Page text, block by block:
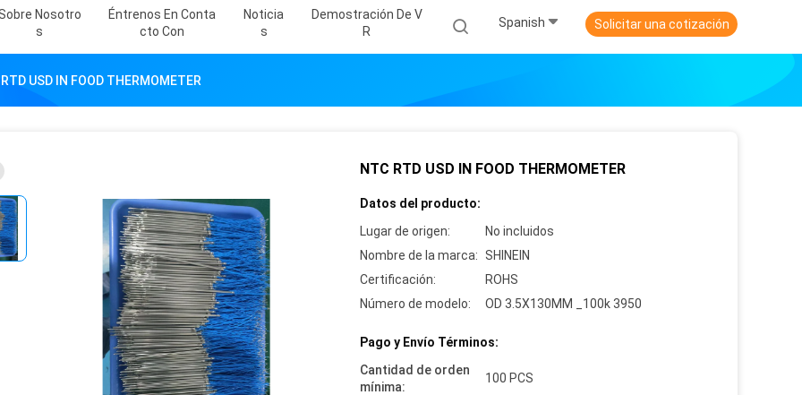
Nosotro
S
Éntrenos En Conta
Cto Con
Noticia
S
Demostración De V
R
Spanish Solicitar una cotización
USD IN FOOD THERMOMETER
NTC RTD USD IN FOOD THERMOMETER
Datos del producto:
Lugar de origen:
No incluidos
Nombre de la marca: SHINEIN
Certificación:
ROHS
Número de modelo:
OD 3.5X130MM _100k 3950
Pago y Envío Términos:
Cantidad de orden
mínima:
100 PCS